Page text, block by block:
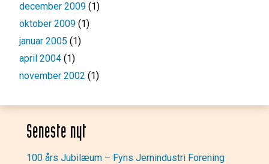
december 2009 (1)
oktober 2009 (1)
januar 2005 (1)
april 2004 (1)
november 2002 (1)
Seneste nyt
100 års Jubilæum – Fyns Jernindustri Forening